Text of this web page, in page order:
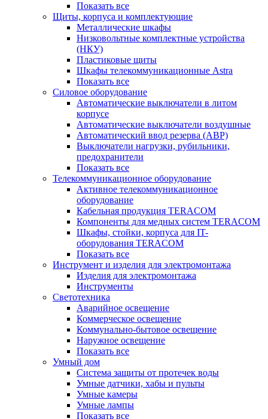
Показать все
Щиты, корпуса и комплектующие
Металлические шкафы
Низковольтные комплектные устройства
(НКУ)
Пластиковые щиты
Шкафы телекоммуникационные Astra
Показать все
Силовое оборудование
Автоматические выключатели в литом
корпусе
Автоматические выключатели воздушные
Автоматический ввод резерва (АВР)
Выключатели нагрузки, рубильники,
предохранители
Показать все
Телекоммуникационное оборудование
Активное телекоммуникационное
оборудование
Кабельная продукция TERACOM
Компоненты для медных систем TERACOM
Шкафы, стойки, корпуса для IT-
оборудования TERACOM
Показать все
Инструмент и изделия для электромонтажа
Изделия для электромонтажа
Инструменты
Светотехника
Аварийное освещение
Коммерческое освещение
Коммунально-бытовое освещение
Наружное освещение
Показать все
Умный дом
Система защиты от протечек воды
Умные датчики, хабы и пульты
Умные камеры
Умные лампы
Показать все